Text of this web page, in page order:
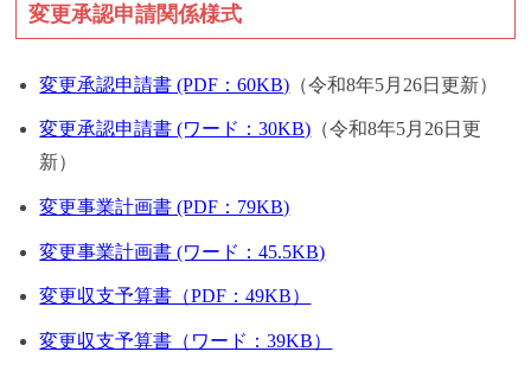
変更承認申請関係様式
変更承認申請書 (PDF：60KB) （令和8年5月26日更新）
変更承認申請書 (ワード：30KB) （令和8年5月26日更
新）
変更事業計画書 (PDF：79KB)
変更事業計画書 (ワード：45.5KB)
変更収支予算書（PDF：49KB）
変更収支予算書（ワード：39KB）